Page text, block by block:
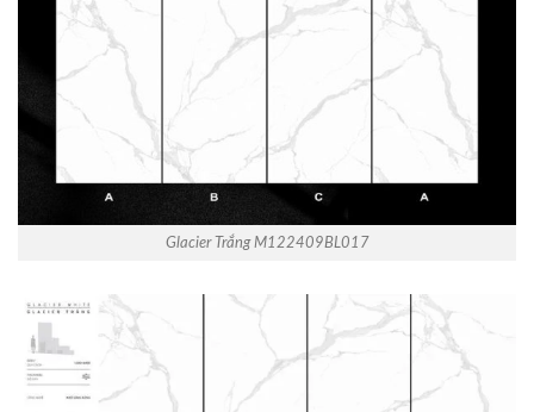
Glacier Trắng M122409BL017